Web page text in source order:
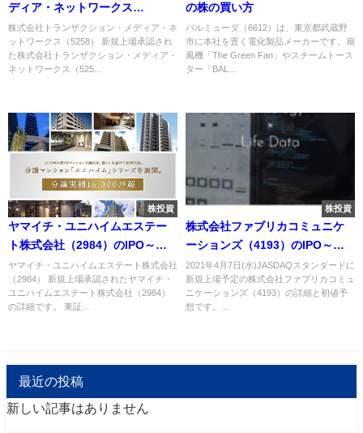
ディア・ネットワークス
（5258）のIPO～初値予想と新
規上場情報～
株式会社トランザクション・メディア・ネ
ットワークス（5258） 新規上場承認され
た株式会社トランザクション・メディア・
ネットワークス（525...
の株の買い方
バルミューダ（6612）は、東京都武蔵野
市に本社を置く電化製品メーカーです。扇
風機「The Green Fan」やスチームトース
ター「BAL...
株投資
ヤマイチ・ユニハイムエステー
ト株式会社（2984）のIPO～初
値予想と新規上場情報～
ヤマイチ・ユニハイムエステート株式会社
（2984） 新規上場承認されたヤマイチ・
ユニハイムエステート株式会社（2984）
の詳細です。 東証...
株投資
株式会社ファブリカコミュニケ
ーションズ（4193）のIPO～初
値予想と新規上場情報～
2021年4月7日(水)JASDAQスタンダードに
新規上場予定の株式会社ファブリカコミュ
ニケーションズ（4193）の詳細と初値予
想です。...
最近の投稿
新しい記事はありません